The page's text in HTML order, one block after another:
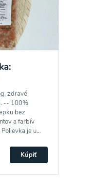
zdravé
-- 100%
bez
a farbív
je u...
Kúpiť